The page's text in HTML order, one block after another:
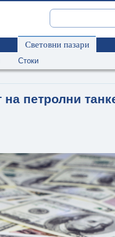
Световни пазари
Стоки
петролни